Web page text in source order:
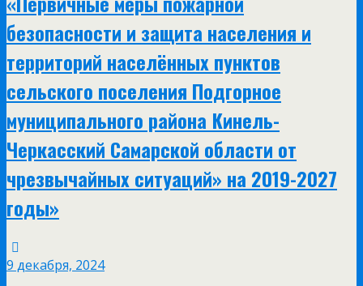
безопасности и защита населения и
территорий населённых пунктов
сельского поселения Подгорное
муниципального района Кинель-
Черкасский Самарской области от
чрезвычайных ситуаций» на 2019-2027
годы»
9 декабря, 2024